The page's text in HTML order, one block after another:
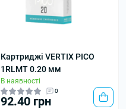
Картриджі VERTIX PICO
1RLMT 0.20 мм
В наявності
0
92.40 грн